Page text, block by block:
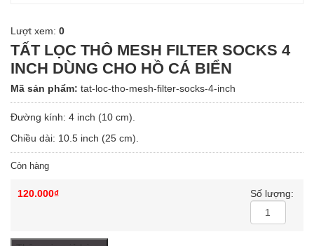
Lượt xem: 0
TẤT LỌC THÔ MESH FILTER SOCKS 4
INCH DÙNG CHO HỒ CÁ BIỂN
Mã sản phẩm: tat-loc-tho-mesh-filter-socks-4-inch
Đường kính: 4 inch (10 cm).
Chiều dài: 10.5 inch (25 cm).
Còn hàng
120.000₫ Số lượng: